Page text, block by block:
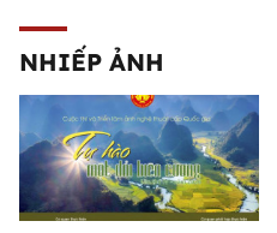
NHIẾP ẢNH